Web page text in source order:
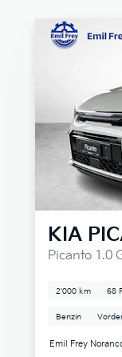
KIA
Picanto 1.0
2'000 km 68
Benzin
Emil Frey